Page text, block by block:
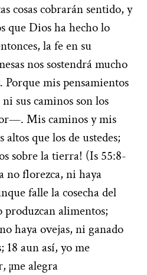
cosas cobrarán sentido, y
que Dios ha hecho lo
la fe en su
nos sostendrá mucho
mis pensamientos
sus caminos son los
Mis caminos y mis
altos que los de ustedes;
sobre la tierra! (Is 55:8-
no florezca, ni haya
falle la cosecha del
produzcan alimentos;
haya ovejas, ni ganado
18 aun así, yo me
¡me alegra